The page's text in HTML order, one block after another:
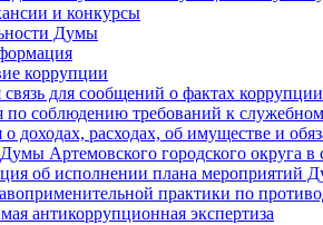
и конкурсы
Думы
коррупции
связь для сообщений о фактах коррупции
по соблюдению требований к
о доходах, расходах, об имуществе и
Артемовского городского округа в
об исполнении плана мероприятий
практики по
антикоррупционная экспертиза